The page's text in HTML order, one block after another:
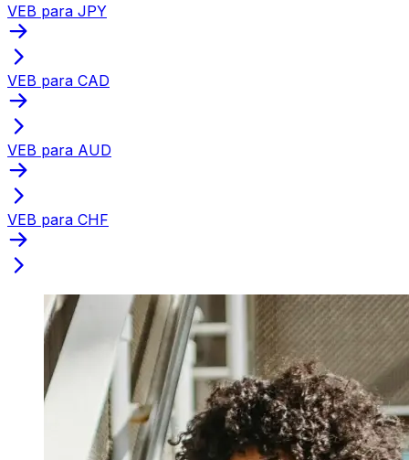
VEB para JPY
VEB para CAD
VEB para AUD
VEB para CHF